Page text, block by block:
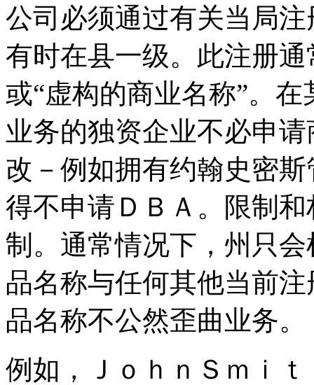
公司必须通过有关当局
有时在县一级。此注册
或“虚构的商业名称”。
业务的独资企业不必申
改－例如拥有约翰史密
得不申请ＤＢＡ。限制
制。通常情况下，州只
品名称与任何其他当前
品名称不公然歪曲业务。
例如，ＪｏｈｎＳｍｉ